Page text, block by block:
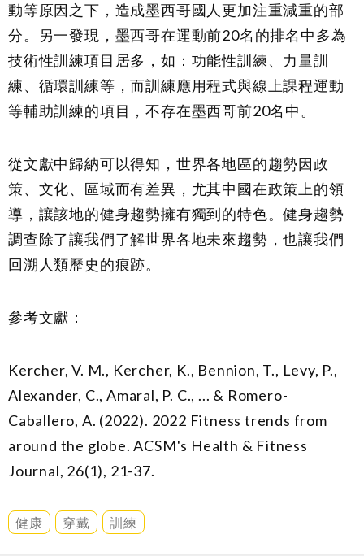
動等原因之下，造成墨西哥國人更加注重減重的部
分。另一發現，墨西哥在運動前20名的排名中多為
技術性訓練項目居多，如：功能性訓練、力量訓
練、循環訓練等，而訓練應用程式與線上課程運動
等輔助訓練的項目，不存在墨西哥前20名中。
從文獻中歸納可以得知，世界各地區的趨勢因政
策、文化、區域而有差異，尤其中國在政策上的領
導，讓該地的健身趨勢擁有獨到的特色。健身趨勢
調查除了讓我們了解世界各地未來趨勢，也讓我們
回溯人類歷史的痕跡。
參考文獻：
Kercher, V. M., Kercher, K., Bennion, T., Levy, P.,
Alexander, C., Amaral, P. C., ... & Romero-
Caballero, A. (2022). 2022 Fitness trends from
around the globe. ACSM's Health & Fitness
Journal, 26(1), 21-37.
健康 穿戴 訓練